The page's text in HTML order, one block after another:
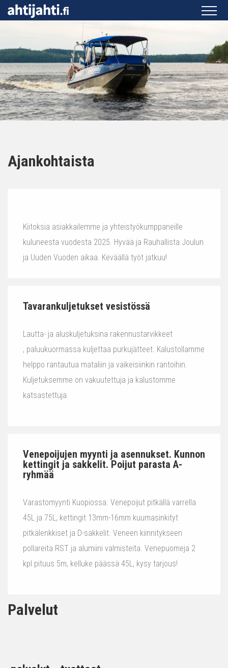
Ajankohtaista
Kiitoksia asiakkailemme ja yhteistyökumppaneille
kuluneesta vuodesta 2025. Hyvää ja Rauhallista Joulun
ja Uuden Vuoden aikaa. Keväällä työt jatkuu!
Tavarankuljetukset vesistössä
Lautta- ja aluskuljetuksina rakennustarvikkeet
, paluukuormassa kuljettaa purkujätteet. Kalustollamme
helppo rantautua mataliin ja vaikeisiinkin rantoihin.
Kuljetuksemme on vakuutettuja ja kalustomme
katsastettuja.
Venepoijujen myynti ja asennukset. Kunnon
kettingit ja sakkelit. Poijut parasta A-
ryhmää
Varastomyynti Kuopiossa. Venepoijut pitkällä varrella
45L ja 75L, kettingit 13mm-16mm kuumasinkityt
pitkälenkkiset ja D-sakkelit. Veneen kiinnitykseen
pollareita RST ja alumiini valmisteita. Venepuomeja 2
kpl pituus 5m, kelluke päässä 45L, kysy tarjous!
Palvelut